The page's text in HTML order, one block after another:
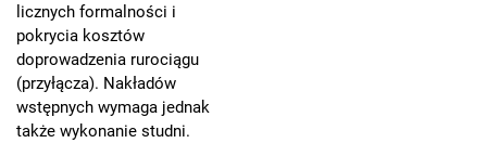
licznych formalności i
pokrycia kosztów
doprowadzenia rurociągu
(przyłącza). Nakładów
wstępnych wymaga jednak
także wykonanie studni.